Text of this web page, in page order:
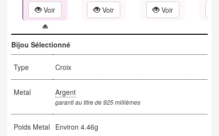
Voir Voir Voir
Bijou Sélectionné
Type Croix
Metal Argent
garanti au titre de 925 millièmes
Poids Metal Environ 4.46g